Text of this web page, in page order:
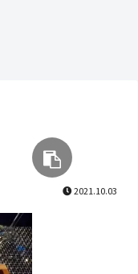
2021.10.03